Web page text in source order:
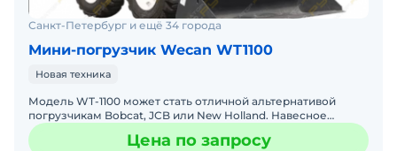
Санкт-Петербург и ещё 34 города
Мини-погрузчик Wecan WT1100
Новая техника
Модель WT-1100 может стать отличной альтернативой
погрузчикам Bobcat, JCB или New Holland. Навесное
оборудование Bobcat (Бобкат) полностью совместимо с
мини-пог
Цена по запросу